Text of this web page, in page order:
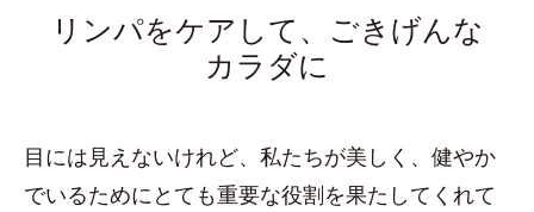
リンパをケアして、ごきげんな
カラダに
目には見えないけれど、私たちが美しく、健やか
でいるためにとても重要な役割を果たしてくれて